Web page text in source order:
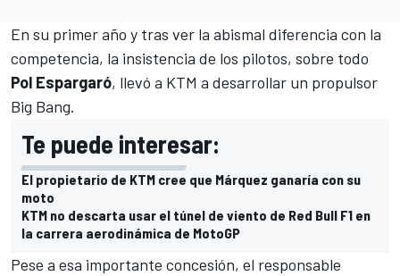
En su primer año y tras ver la abismal diferencia con la
competencia, la insistencia de los pilotos, sobre todo
Pol Espargaró, llevó a KTM a desarrollar un propulsor
Big Bang.
Te puede interesar:
El propietario de KTM cree que Márquez ganaría con su
moto
KTM no descarta usar el túnel de viento de Red Bull F1 en
la carrera aerodinámica de MotoGP
Pese a esa importante concesión, el responsable